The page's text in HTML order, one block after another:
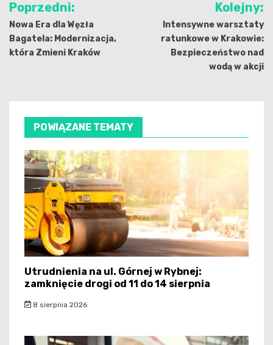
wpisu
Poprzedni:
Nowa Era dla Węzła
Bagatela: Modernizacja,
która Zmieni Kraków
Kolejny:
Intensywne warsztaty
ratunkowe w Krakowie:
Bezpieczeństwo nad
wodą w akcji
POWIĄZANE TEMATY
Utrudnienia na ul. Górnej w Rybnej:
zamknięcie drogi od 11 do 14 sierpnia
8 sierpnia 2026